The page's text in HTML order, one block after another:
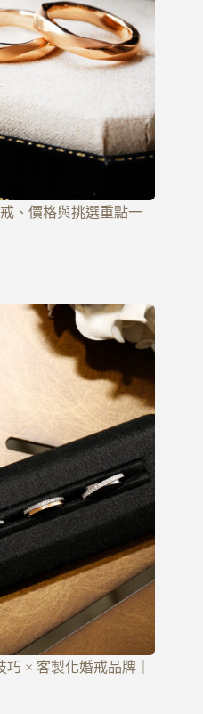
、價格與挑選重點一
× 客製化婚戒品牌｜